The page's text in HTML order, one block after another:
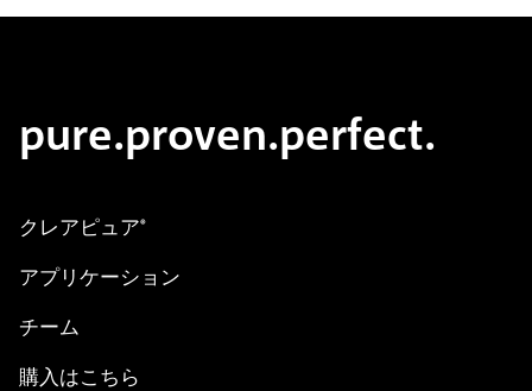
pure.proven.perfect.
クレアピュア®
アプリケーション
チーム
購入はこちら